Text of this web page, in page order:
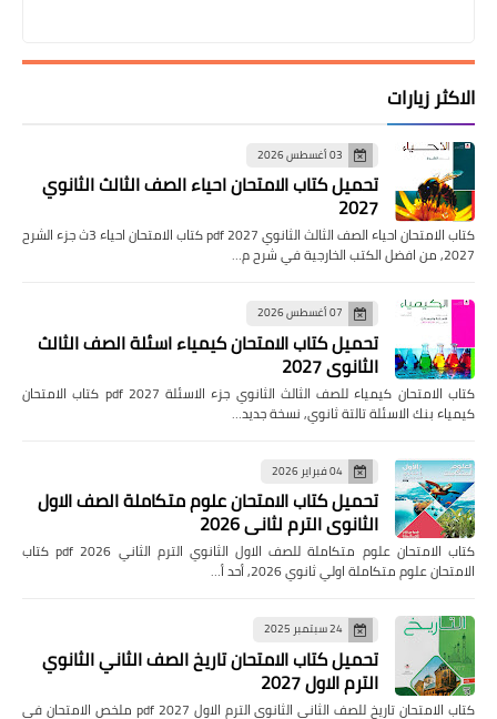
الاكثر زيارات
03 أغسطس 2026
تحميل كتاب الامتحان احياء الصف الثالث الثانوي
2027
كتاب الامتحان احياء الصف الثالث الثانوي pdf 2027 كتاب الامتحان احياء 3ث جزء الشرح
2027, من افضل الكتب الخارجية في شرح م…
07 أغسطس 2026
تحميل كتاب الامتحان كيمياء اسئلة الصف الثالث
الثانوي 2027
كتاب الامتحان كيمياء للصف الثالث الثانوي جزء الاسئلة pdf 2027 كتاب الامتحان
كيمياء بنك الاسئلة تالتة ثانوي, نسخة جديد…
04 فبراير 2026
تحميل كتاب الامتحان علوم متكاملة الصف الاول
الثانوي الترم لثاني 2026
كتاب الامتحان علوم متكاملة للصف الاول الثانوي الترم الثاني pdf 2026 كتاب
الامتحان علوم متكاملة اولي ثانوي 2026, أحد أ…
24 سبتمبر 2025
تحميل كتاب الامتحان تاريخ الصف الثاني الثانوي
الترم الاول 2027
كتاب الامتحان تاريخ للصف الثاني الثانوي الترم الاول pdf 2027 ملخص الامتحان في